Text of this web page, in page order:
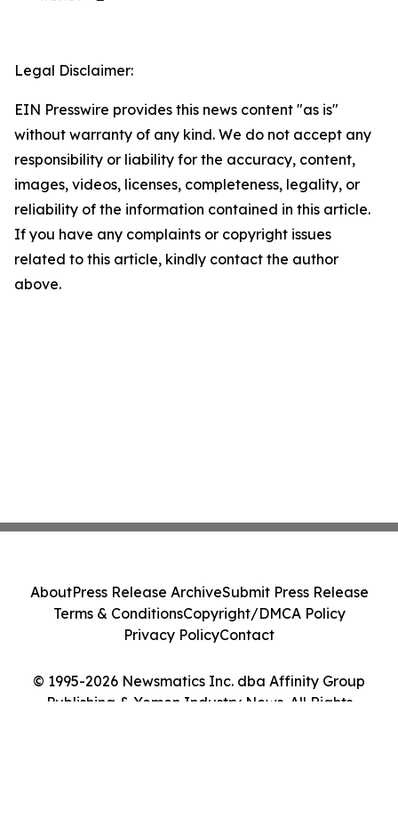
Legal Disclaimer:
EIN Presswire provides this news content "as is"
without warranty of any kind. We do not accept any
responsibility or liability for the accuracy, content,
images, videos, licenses, completeness, legality, or
reliability of the information contained in this article.
If you have any complaints or copyright issues
related to this article, kindly contact the author
above.
© 1995-2026 Newsmatics Inc. dba Affinity Group
Publishing & Yemen Industry News. All Rights
AboutPress Release ArchiveSubmit Press Release
Terms & ConditionsCopyright/DMCA Policy
Privacy PolicyContact